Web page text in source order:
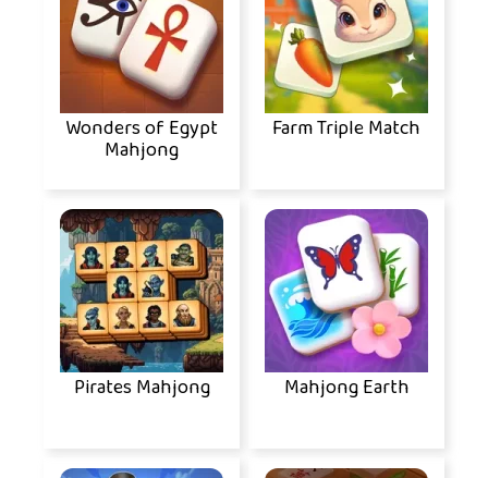
Wonders of Egypt
Mahjong
Farm Triple Match
Pirates Mahjong Mahjong Earth